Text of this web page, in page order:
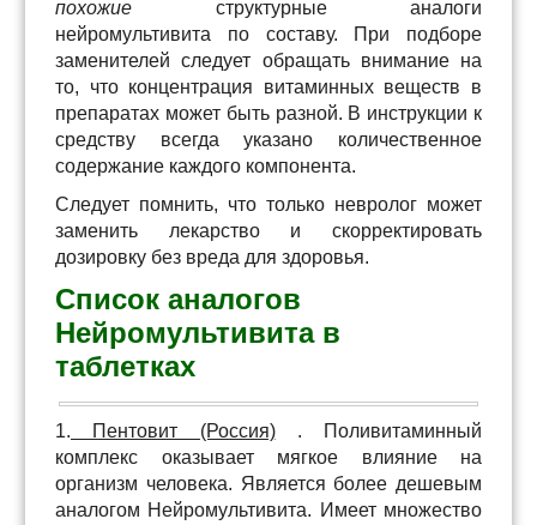
похожие структурные аналоги
нейромультивита по составу. При подборе
заменителей следует обращать внимание на
то, что концентрация витаминных веществ в
препаратах может быть разной. В инструкции к
средству всегда указано количественное
содержание каждого компонента.
Следует помнить, что только невролог может
заменить лекарство и скорректировать
дозировку без вреда для здоровья.
Список аналогов
Нейромультивита в
таблетках
1. Пентовит (Россия). Поливитаминный
комплекс оказывает мягкое влияние на
организм человека. Является более дешевым
аналогом Нейромультивита. Имеет множество